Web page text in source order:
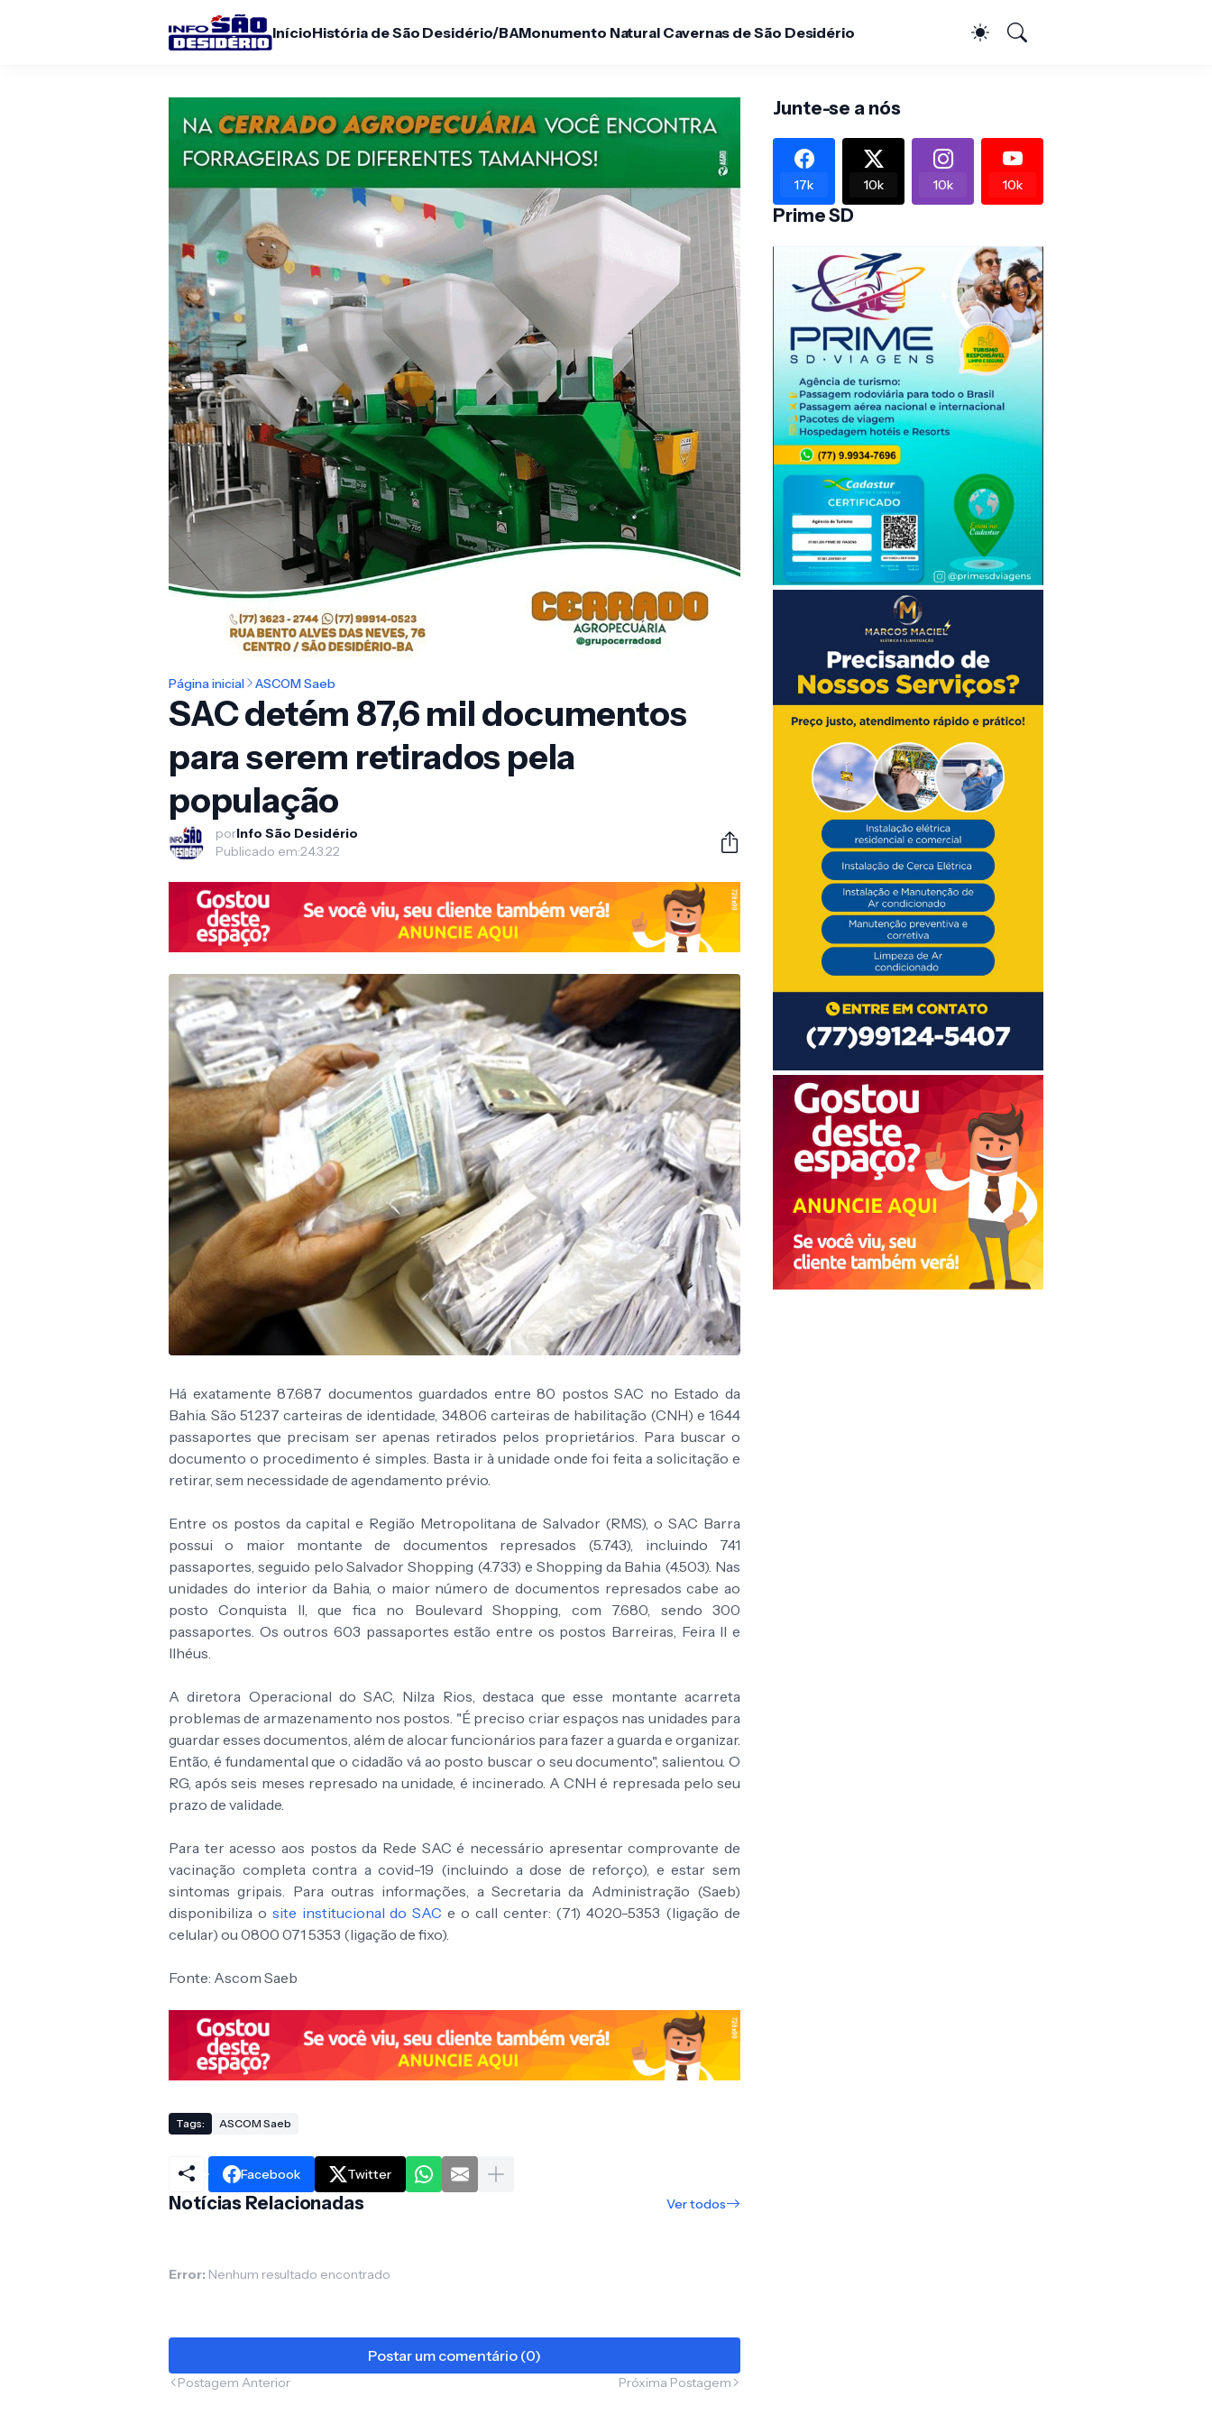
InícioHistória de São Desidério/BAMonumento Natural Cavernas de São Desidério
Página inicial ASCOM Saeb
SAC detém 87,6 mil documentos
para serem retirados pela
população
porInfo São Desidério
Publicado em:24.3.22
Há exatamente 87.687 documentos guardados entre 80 postos SAC no Estado da
Bahia. São 51.237 carteiras de identidade, 34.806 carteiras de habilitação (CNH) e 1.644
passaportes que precisam ser apenas retirados pelos proprietários. Para buscar o
documento o procedimento é simples. Basta ir à unidade onde foi feita a solicitação e
retirar, sem necessidade de agendamento prévio.
Entre os postos da capital e Região Metropolitana de Salvador (RMS), o SAC Barra
possui o maior montante de documentos represados (5.743), incluindo 741
passaportes, seguido pelo Salvador Shopping (4.733) e Shopping da Bahia (4.503). Nas
unidades do interior da Bahia, o maior número de documentos represados cabe ao
posto Conquista II, que fica no Boulevard Shopping, com 7.680, sendo 300
passaportes. Os outros 603 passaportes estão entre os postos Barreiras, Feira II e
Ilhéus.
A diretora Operacional do SAC, Nilza Rios, destaca que esse montante acarreta
problemas de armazenamento nos postos. "É preciso criar espaços nas unidades para
guardar esses documentos, além de alocar funcionários para fazer a guarda e organizar.
Então, é fundamental que o cidadão vá ao posto buscar o seu documento", salientou. O
RG, após seis meses represado na unidade, é incinerado. A CNH é represada pelo seu
prazo de validade.
Para ter acesso aos postos da Rede SAC é necessário apresentar comprovante de
vacinação completa contra a covid-19 (incluindo a dose de reforço), e estar sem
sintomas gripais. Para outras informações, a Secretaria da Administração (Saeb)
disponibiliza o site institucional do SAC e o call center: (71) 4020-5353 (ligação de
celular) ou 0800 071 5353 (ligação de fixo).
Fonte: Ascom Saeb
Tags: ASCOM Saeb
Facebook Twitter
Notícias Relacionadas Ver todos
Error: Nenhum resultado encontrado
Postar um comentário (0)
Postagem Anterior Próxima Postagem
Junte-se a nós
17k 10k 10k 10k
Prime SD